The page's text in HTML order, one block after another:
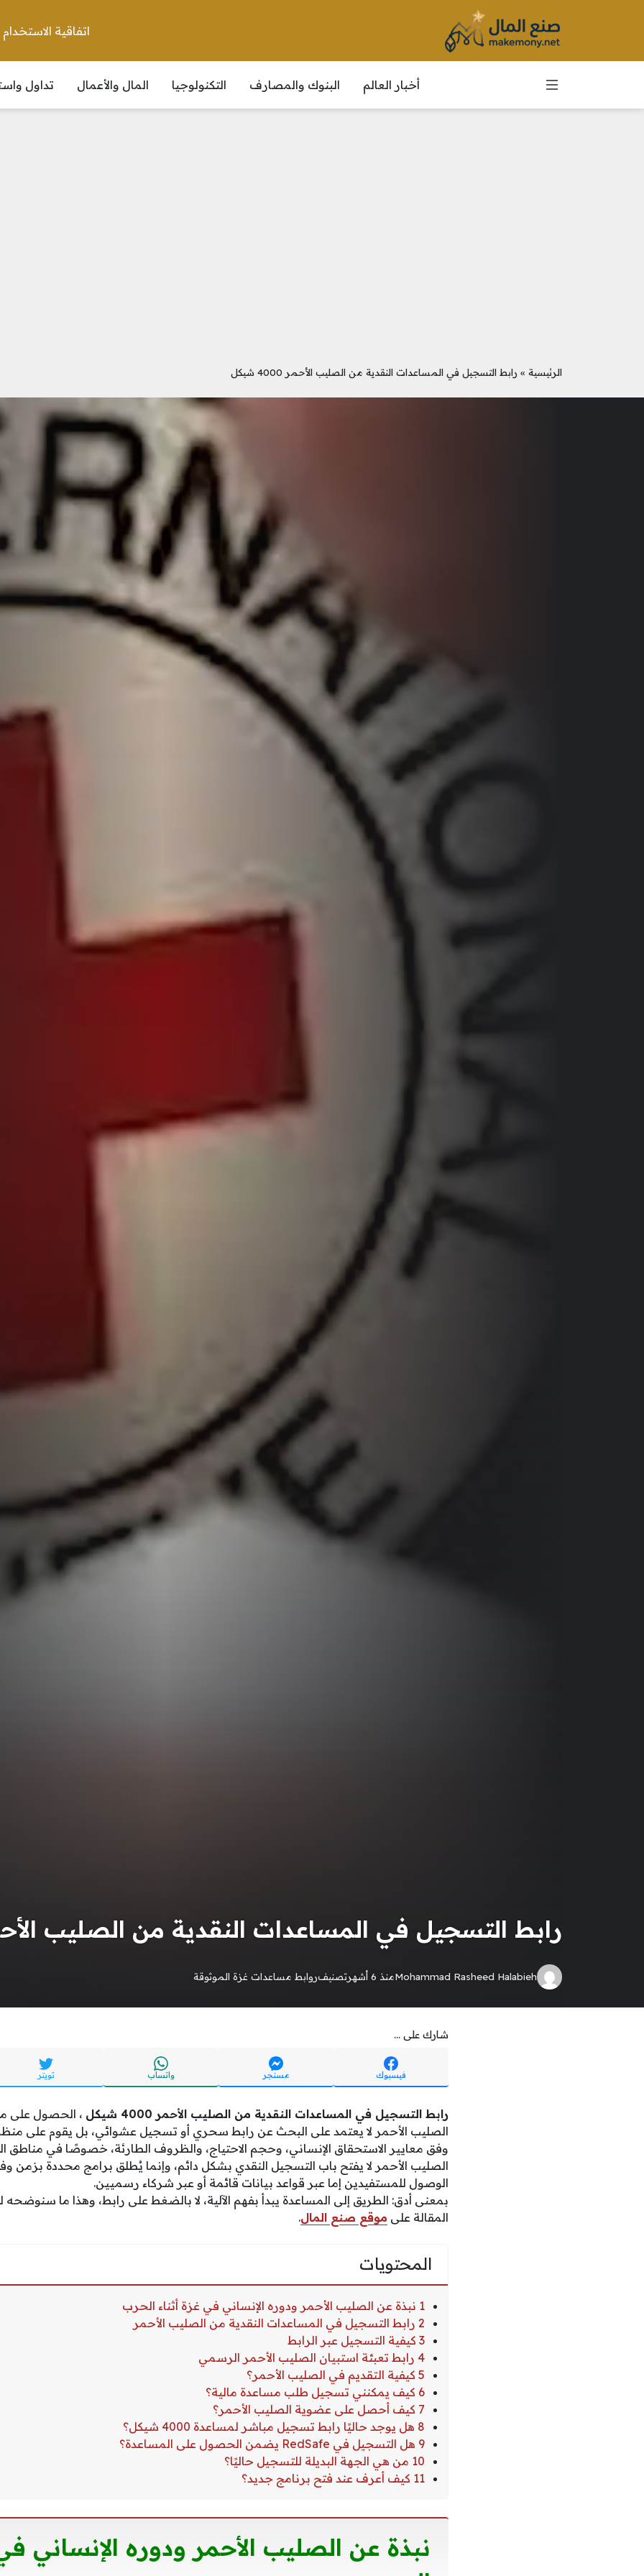
اتفاقية الاستخدام
أخبار العالم البنوك والمصارف التكنولوجيا المال والأعمال تداول
الرئيسية » رابط التسجيل في المساعدات النقدية من الصليب الأحمر 4000 شيكل
رابط التسجيل في المساعدات النقدية من الصليب الأحمر 4000
Mohammad Rasheed Halabiehمنذ 6 أشهر تصنيفروابط مساعدات غزة الموثوقة
شارك على ...
فيسبوك مسنجر واتساب تويتر
رابط التسجيل في المساعدات النقدية من الصليب الأحمر 4000 شيكل
، الحصول على
الصليب الأحمر لا يعتمد على البحث عن رابط سحري أو تسجيل عشوائي، بل يقوم على
وفق معايير الاستحقاق الإنساني، وحجم الاحتياج، والظروف الطارئة، خصوصًا في مناطق
الصليب الأحمر لا يفتح باب التسجيل النقدي بشكل دائم، وإنما يُطلق برامج محددة بزمن
الوصول للمستفيدين إما عبر قواعد بيانات قائمة أو عبر شركاء رسميين.
بمعنى أدق: الطريق إلى المساعدة يبدأ بفهم الآلية، لا بالضغط على رابط، وهذا ما
المقالة على موقع صنع المال.
المحتويات
1 نبذة عن الصليب الأحمر ودوره الإنساني في غزة أثناء الحرب
2 رابط التسجيل في المساعدات النقدية من الصليب الأحمر
3 كيفية التسجيل عبر الرابط
4 رابط تعبئة استبيان الصليب الأحمر الرسمي
5 كيفية التقديم في الصليب الأحمر؟
6 كيف يمكنني تسجيل طلب مساعدة مالية؟
7 كيف أحصل على عضوية الصليب الأحمر؟
8 هل يوجد حاليًا رابط تسجيل مباشر لمساعدة 4000 شيكل؟
9 هل التسجيل في RedSafe يضمن الحصول على المساعدة؟
10 من هي الجهة البديلة للتسجيل حاليًا؟
11 كيف أعرف عند فتح برنامج جديد؟
نبذة عن الصليب الأحمر ودوره الإنساني